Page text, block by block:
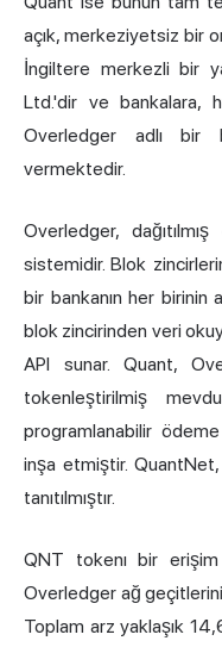
açık, merkeziyetsiz bir
İngiltere merkezli bir
Ltd.'dir ve bankalara,
Overledger adlı bir
vermektedir.
Overledger,
sistemidir. Blok
bir bankanın her birinin
blok zincirinden veri
API sunar. Quant,
tokenleştirilmiş
programlanabilir
inşa etmiştir.
tanıtılmıştır.
QNT tokenı bir erişim
Overledger ağ
Toplam arz yaklaşık